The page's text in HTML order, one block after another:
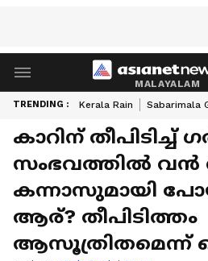
MALAYALAM
TRENDING : Kerala Rain Sabarimala
കാറിന് തീപിടിച്ച്
സംഭവത്തിൽ വൻ
കന്നാസുമായി
ആര്? തീപിടിത്തം
ആസൂത്രിതമെന്ന്